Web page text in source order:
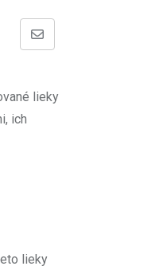
Share
Email
lieky
ich
lieky